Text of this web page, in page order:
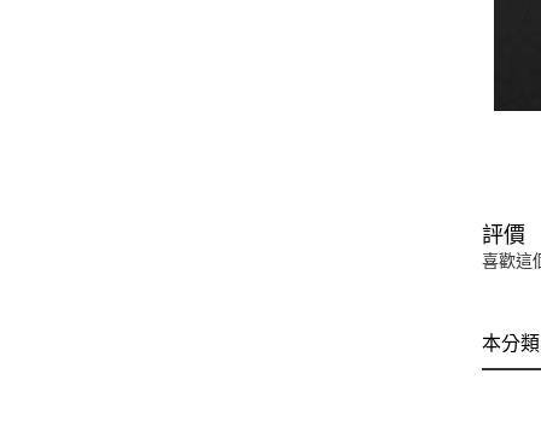
評價
喜歡這
本分